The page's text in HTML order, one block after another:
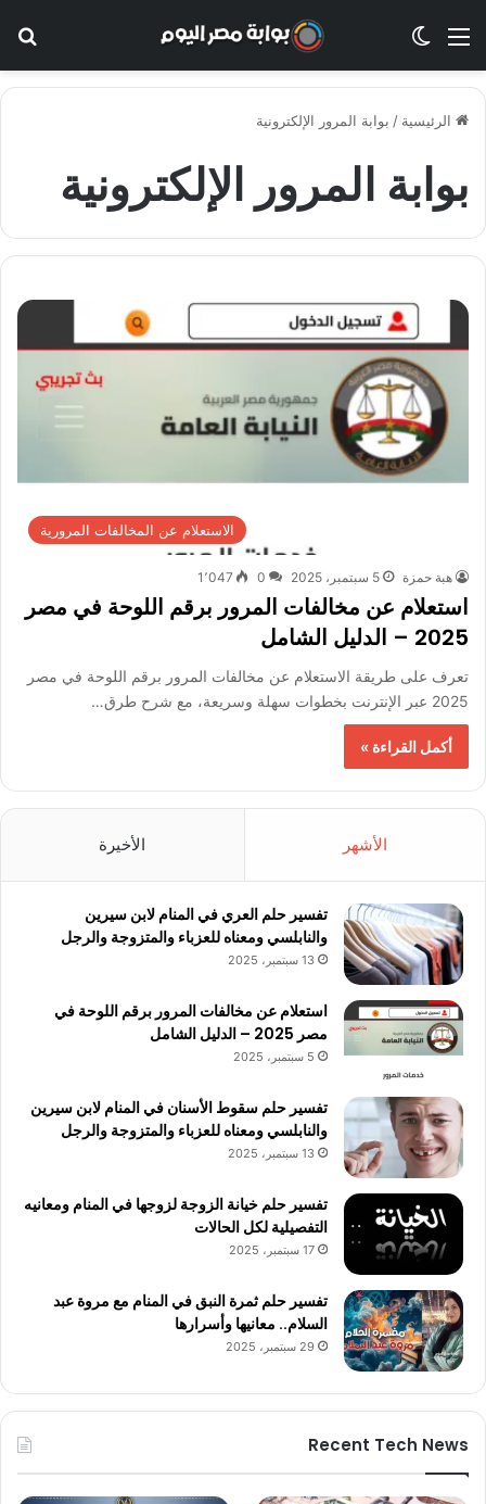
القائمة الوضع المظلم
الرئيسية / بوابة المرور الإلكترونية
بوابة المرور الإلكترونية
الاستعلام عن المخالفات المرورية
هبة حمزة 5 سبتمبر، 2025 0 1٬047
استعلام عن مخالفات المرور برقم اللوحة في مصر
2025 – الدليل الشامل
تعرف على طريقة الاستعلام عن مخالفات المرور برقم اللوحة في مصر
2025 عبر الإنترنت بخطوات سهلة وسريعة، مع شرح طرق…
أكمل القراءة »
الأشهر الأخيرة
تفسير حلم العري في المنام لابن سيرين
والنابلسي ومعناه للعزباء والمتزوجة والرجل
13 سبتمبر، 2025
استعلام عن مخالفات المرور برقم اللوحة في
مصر 2025 – الدليل الشامل
5 سبتمبر، 2025
تفسير حلم سقوط الأسنان في المنام لابن سيرين
والنابلسي ومعناه للعزباء والمتزوجة والرجل
13 سبتمبر، 2025
تفسير حلم خيانة الزوجة لزوجها في المنام ومعانيه
التفصيلية لكل الحالات
17 سبتمبر، 2025
تفسير حلم ثمرة النبق في المنام مع مروة عبد
السلام.. معانيها وأسرارها
29 سبتمبر، 2025
Recent Tech News